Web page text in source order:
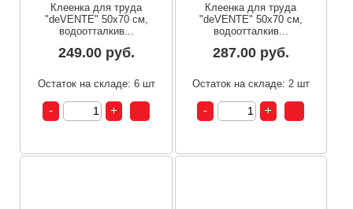
Клеенка для труда
"deVENTE" 50x70 см,
водоотталкив...
249.00 руб.
Остаток на складе: 6 шт
Клеенка для труда
"deVENTE" 50x70 см,
водоотталкив...
287.00 руб.
Остаток на складе: 2 шт